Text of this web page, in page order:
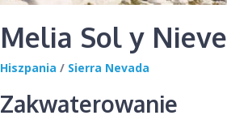
Melia Sol y Nieve
Hiszpania / Sierra Nevada
Zakwaterowanie